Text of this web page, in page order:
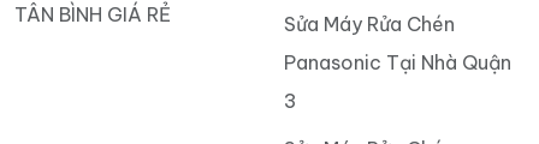
TÂN BÌNH GIÁ RẺ
Sửa Máy Rửa Chén
Panasonic Tại Nhà Quận
3